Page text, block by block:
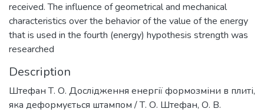
received. The influence of geometrical and mechanical
characteristics over the behavior of the value of the energy
that is used in the fourth (energy) hypothesis strength was
researched
Description
Штефан Т. О. Дослідження енергії формозміни в плиті,
яка деформується штампом / Т. О. Штефан, О. В.